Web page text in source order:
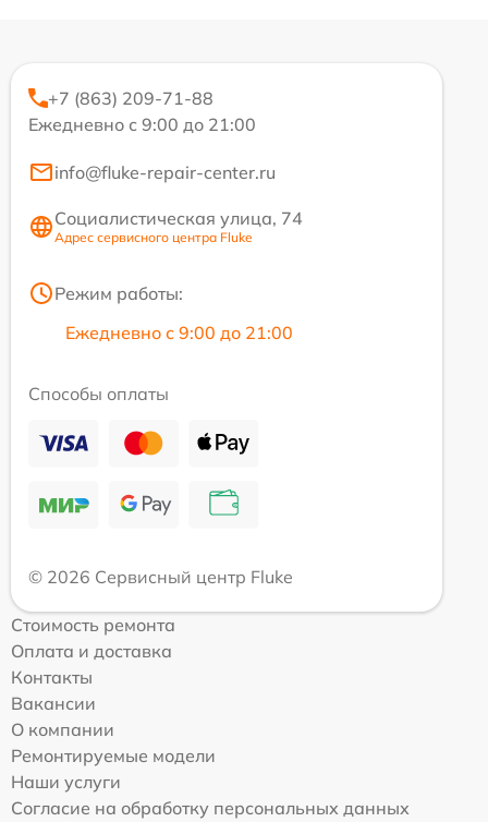
+7 (863) 209-71-88
Ежедневно с 9:00 до 21:00
info@fluke-repair-center.ru
Социалистическая улица, 74
Адрес сервисного центра Fluke
Режим работы:
Ежедневно с 9:00 до 21:00
Способы оплаты
© 2026 Сервисный центр Fluke
Стоимость ремонта
Оплата и доставка
Контакты
Вакансии
О компании
Ремонтируемые модели
Наши услуги
Согласие на обработку персональных данных